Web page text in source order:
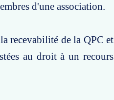
d'une association.
recevabilité de la QPC et
au droit à un recours